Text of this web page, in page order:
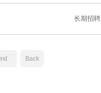
长期招聘
Back